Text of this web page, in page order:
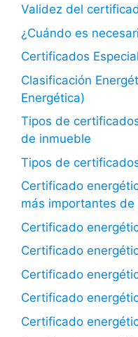
Validez del
¿Cuándo es
Certificados
Clasificación
Energética)
Tipos de
de inmueble
Tipos de
Certificado
más importantes de
Certificado
Certificado
Certificado
Certificado
Certificado